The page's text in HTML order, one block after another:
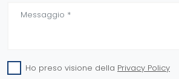
Ho preso visione della Privacy Policy